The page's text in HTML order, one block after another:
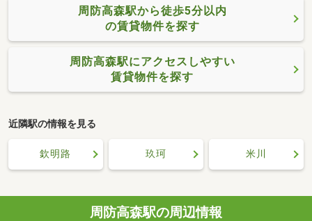
周防高森駅から徒歩5分以内
の賃貸物件を探す
周防高森駅にアクセスしやすい
賃貸物件を探す
近隣駅の情報を見る
欽明路 玖珂 米川
周防高森駅の周辺情報